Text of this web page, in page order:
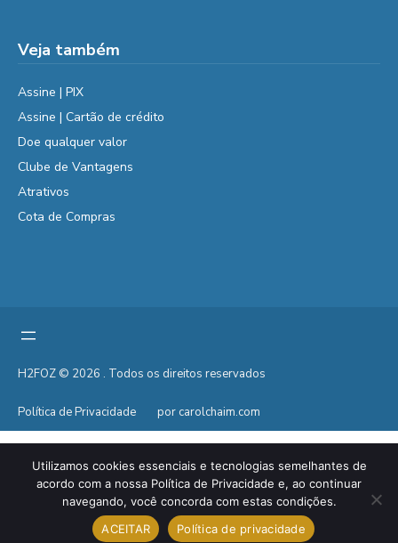
Veja também
Assine | PIX
Assine | Cartão de crédito
Doe qualquer valor
Clube de Vantagens
Atrativos
Cota de Compras
H2FOZ © 2026 . Todos os direitos reservados
Política de Privacidade por carolchaim.com
Utilizamos cookies essenciais e tecnologias semelhantes de
acordo com a nossa Política de Privacidade e, ao continuar
navegando, você concorda com estas condições.
ACEITAR
Política de privacidade